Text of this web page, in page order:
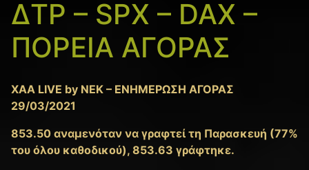
ΔΤΡ – SPX – DAX –
ΠΟΡΕΙΑ ΑΓΟΡΑΣ
XAA LIVE by NEK – ΕΝΗΜΕΡΩΣΗ ΑΓΟΡΑΣ
29/03/2021
853.50 αναμενόταν να γραφτεί τη Παρασκευή (77%
του όλου καθοδικού), 853.63 γράφτηκε.